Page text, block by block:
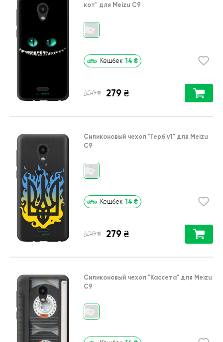
кот" для Meizu C9
Кешбек 14 ₴
400 ₴ 279 ₴
Силиконовый чехол "Герб v1" для Meizu
C9
Кешбек 14 ₴
400 ₴ 279 ₴
Силиконовый чехол "Кассета" для Meizu
C9